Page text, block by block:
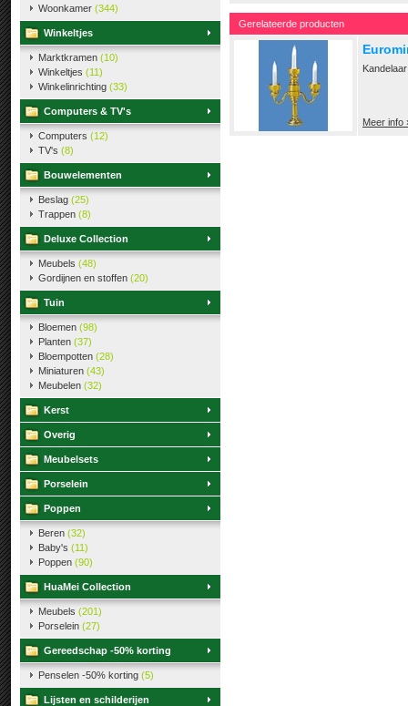
Woonkamer (344)
Winkeltjes
Marktkramen (10)
Winkeltjes (11)
Winkelinrichting (33)
Computers & TV's
Computers (12)
TV's (8)
Bouwelementen
Beslag (25)
Trappen (8)
Deluxe Collection
Meubels (48)
Gordijnen en stoffen (20)
Tuin
Bloemen (98)
Planten (37)
Bloempotten (28)
Miniaturen (43)
Meubelen (32)
Kerst
Overig
Meubelsets
Porselein
Poppen
Beren (32)
Baby's (11)
Poppen (90)
HuaMei Collection
Meubels (201)
Porselein (27)
Gereedschap -50% korting
Penselen -50% korting (5)
Lijsten en schilderijen
Gerelateerde producten
Meer info